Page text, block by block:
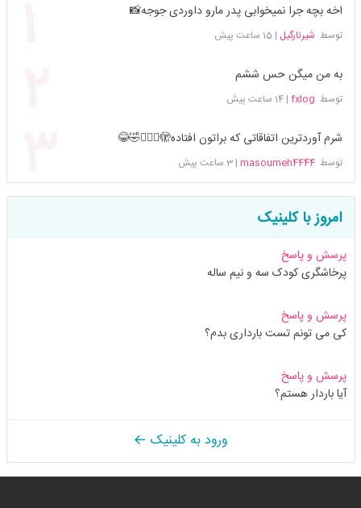
اخه بچه جرا نمیخوابی پدر مارو داوردی جوجه📸
توسط شیرنارگیل |15 ساعت پیش
به من میگن حس ششم
توسط fxlog
|14 ساعت پیش
شرم آوردترین اتفاقاتی که براتون افتاده🫣🤦🏻‍♀️🤣😂
توسطmasoumeh4444
|3 ساعت پیش
امروز با کلینیک
پرسش و پاسخ
پرخاشگری کودک سه و نیم ساله
پرسش و پاسخ
کی می تونم تست بارداری بدم؟
پرسش و پاسخ
آیا باردار هستم؟
ورود به کلینیک